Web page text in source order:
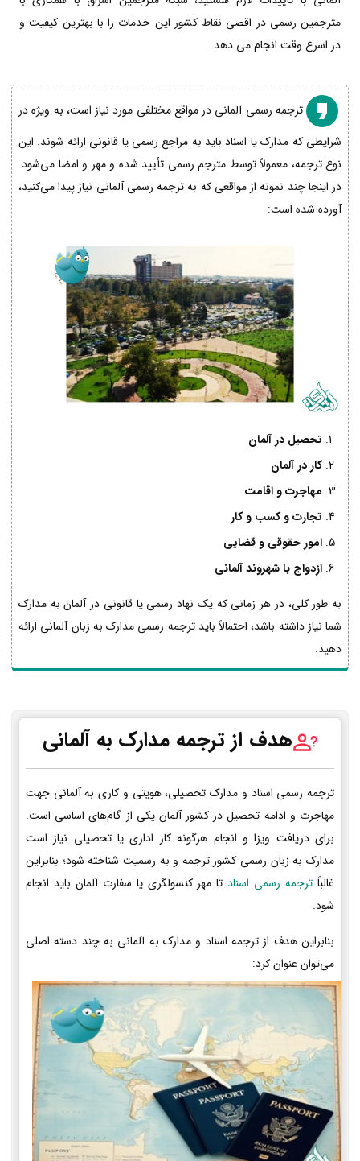
مترجمین رسمی در اقصی نقاط کشور این خدمات را با بهترین کیفیت و
در اسرع وقت انجام می دهد.
ترجمه رسمی آلمانی در مواقع مختلفی مورد نیاز است، به ویژه در
شرایطی که مدارک یا اسناد باید به مراجع رسمی یا قانونی ارائه شوند. این
نوع ترجمه، معمولاً توسط مترجم رسمی تأیید شده و مهر و امضا می‌شود.
در اینجا چند نمونه از مواقعی که به ترجمه رسمی آلمانی نیاز پیدا می‌کنید،
آورده شده است:
تحصیل در آلمان
کار در آلمان
مهاجرت و اقامت
تجارت و کسب و کار
امور حقوقی و قضایی
ازدواج با شهروند آلمانی
به طور کلی، در هر زمانی که یک نهاد رسمی یا قانونی در آلمان به مدارک
شما نیاز داشته باشد، احتمالاً باید ترجمه رسمی مدارک به زبان آلمانی ارائه
دهید.
هدف از ترجمه مدارک به آلمانی
ترجمه رسمی اسناد و مدارک تحصیلی، هویتی و کاری به آلمانی جهت
مهاجرت و ادامه تحصیل در کشور آلمان یکی از گام‌های اساسی است.
برای دریافت ویزا و انجام هرگونه کار اداری یا تحصیلی نیاز است
مدارک به زبان رسمی کشور ترجمه و به رسمیت شناخته شود؛ بنابراین
غالباً ترجمه رسمی اسنادتا مهر کنسولگری یا سفارت آلمان باید انجام
شود.
بنابراین هدف از ترجمه اسناد و مدارک به آلمانی به چند دسته اصلی
می‌توان عنوان کرد: